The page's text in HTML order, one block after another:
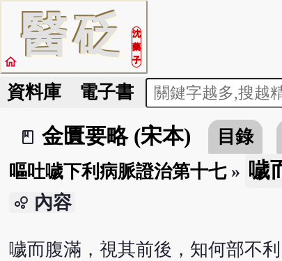
醫砭
沈
藥
子
home
資料庫 電子書
book_2
金匱要略 (宋本) 目錄
嘔吐噦下利病脈證治第十七» 噦
bubble_chart 內容
噦而腹滿，視其前後，知何部不利